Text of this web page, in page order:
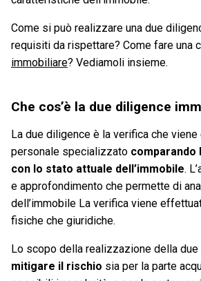
Come si può realizzare una due
requisiti da rispettare? Come fare una
immobiliare? Vediamoli insieme.
Che cos’è la due diligence
La due diligence è la verifica che
personale specializzato comparando
con lo stato attuale dell’immobile.
e approfondimento che permette di
dell’immobile La verifica viene
fisiche che giuridiche.
Lo scopo della realizzazione della
mitigare il rischio sia per la parte